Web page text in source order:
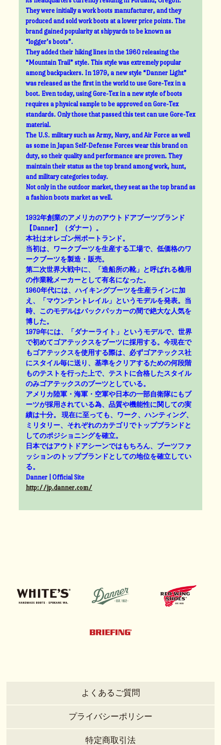
They were initially a work boots manufacturer, and they
produced and sold work boots at a lower price points. The
brand gained popularity at shipyards to be known as
“logger’s boots”.
They added their hiking lines in the 1960 releasing the
“Mountain Trail” style. This style was extremely popular
among backpackers. In 1979, a new style “Danner Light”
was released as the first in the world to use Gore-Tex in a
boot. Even today, using Gore-Tex in a new style of boots
requires a physical sample to be approved on Gore-Tex
standards. Only those that passed this test can use Gore-Tex
material.
The U.S. military such as Army, Navy, and Air Force as well
as some in Japan Self-Defense Forces wear this brand on
duty, so their quality and performance are proven. They
maintain their status as the top brand among work, hunt,
and military categories today.
Not only in the outdoor market, they seat as the top brand as
a fashion boots market as well.
1932年創業のアメリカのアウトドアブーツブランド
【Danner】（ダナー）。
本社はオレゴン州ポートランド。
当初は、ワークブーツを生産する工場で、低価格のワ
ークブーツを製造・販売。
第二次世界大戦中に、「造船所の靴」と呼ばれる樵用
の作業靴メーカーとして有名になった。
1960年代には、ハイキングブーツを生産ラインに加
え、「マウンテントレイル」というモデルを発表。当
時、このモデルはバックパッカーの間で絶大な人気を
博した。
1979年には、「ダナーライト」というモデルで、世界
で初めてゴアテックスをブーツに採用する。今現在で
もゴアテックスを使用する際は、必ずゴアテックス社
にスタイル毎に送り、基準をクリアするための何段階
ものテストを行った上で、テストに合格したスタイル
のみゴアテックスのブーツとしている。
アメリカ陸軍・海軍・空軍や日本の一部自衛隊にもブ
ーツが採用されている為、品質や機能性に関しての実
績は十分。 現在に至っても、ワーク、ハンティング、
ミリタリー、それぞれのカテゴリでトップブランドと
してのポジショニングを確立。
日本ではアウトドアシーンではもちろん、ブーツファ
ッションのトップブランドとしての地位を確立してい
る。
Danner | Official Site
http://jp.danner.com/
よくあるご質問
プライバシーポリシー
特定商取引法